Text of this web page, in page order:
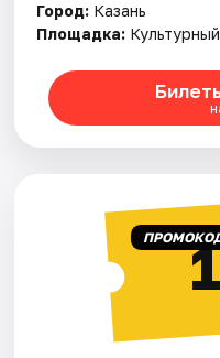
Город: Казань
Площадка: